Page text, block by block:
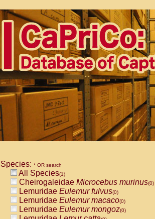
Species: * OR search
All Species(1)
Cheirogaleidae Microcebus murinus(0)
Lemuridae Eulemur fulvus(0)
Lemuridae Eulemur macaco(0)
Lemuridae Eulemur mongoz(0)